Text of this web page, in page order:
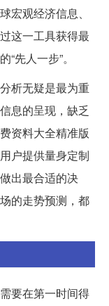
宏观经济信息、
这一工具获得最
先人一步”。
析无疑是最为重
息的呈现，缺乏
资料大全精准版
户提供量身定制
出最合适的决
的走势预测，都
要在第一时间得